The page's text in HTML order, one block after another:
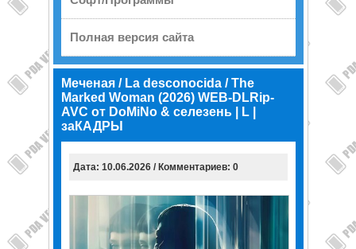
Полная версия сайта
Меченая / La desconocida / The
Marked Woman (2026) WEB-DLRip-
AVC от DoMiNo & селезень | L |
заКАДРЫ
Дата: 10.06.2026 / Комментариев: 0